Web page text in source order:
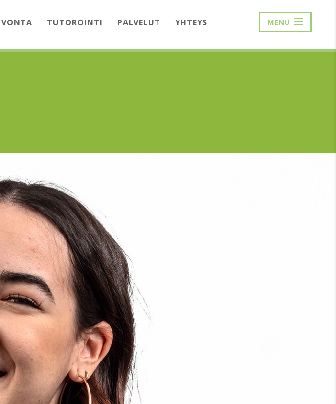
TUTOROINTI PALVELUT YHTEYS MENU